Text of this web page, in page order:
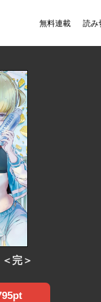
無料連載 読み
完＞